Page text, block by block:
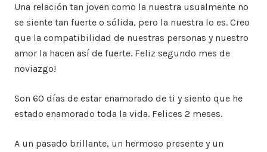
Una relación tan joven como la nuestra usualmente no
se siente tan fuerte o sólida, pero la nuestra lo es. Creo
que la compatibilidad de nuestras personas y nuestro
amor la hacen así de fuerte. Feliz segundo mes de
noviazgo!
Son 60 días de estar enamorado de ti y siento que he
estado enamorado toda la vida. Felices 2 meses.
A un pasado brillante, un hermoso presente y un